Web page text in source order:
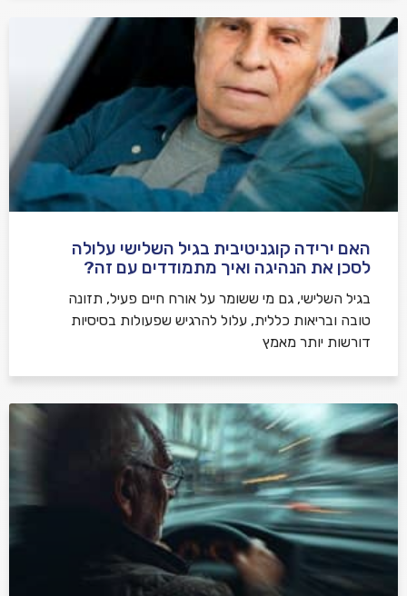
האם ירידה קוגניטיבית בגיל השלישי עלולה
לסכן את הנהיגה ואיך מתמודדים עם זה?
בגיל השלישי, גם מי ששומר על אורח חיים פעיל, תזונה
טובה ובריאות כללית, עלול להרגיש שפעולות בסיסיות
דורשות יותר מאמץ